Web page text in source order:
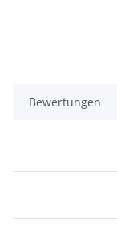
Bewertungen